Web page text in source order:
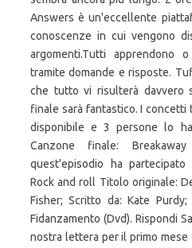
Answers è un'eccellente
conoscenze in cui vengono
argomenti.Tutti apprendono
tramite domande e risposte.
che tutto vi risulterà davvero
finale sarà fantastico. I concetti
disponibile e 3 persone lo
Canzone finale:
quest'episodio ha partecipato
Rock and roll Titolo originale:
Fisher; Scritto da: Kate
Fidanzamento (Dvd). Rispondi
nostra lettera per il primo mese